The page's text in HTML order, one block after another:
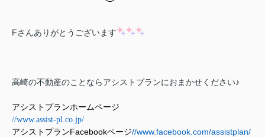
Fさんありがとうございます
高崎の不動産のことならアシストプランにおまかせください♪
アシストプランホームページ
//www.assist-pl.co.jp/
アシストプランFacebookページ//www.facebook.com/assistplan/